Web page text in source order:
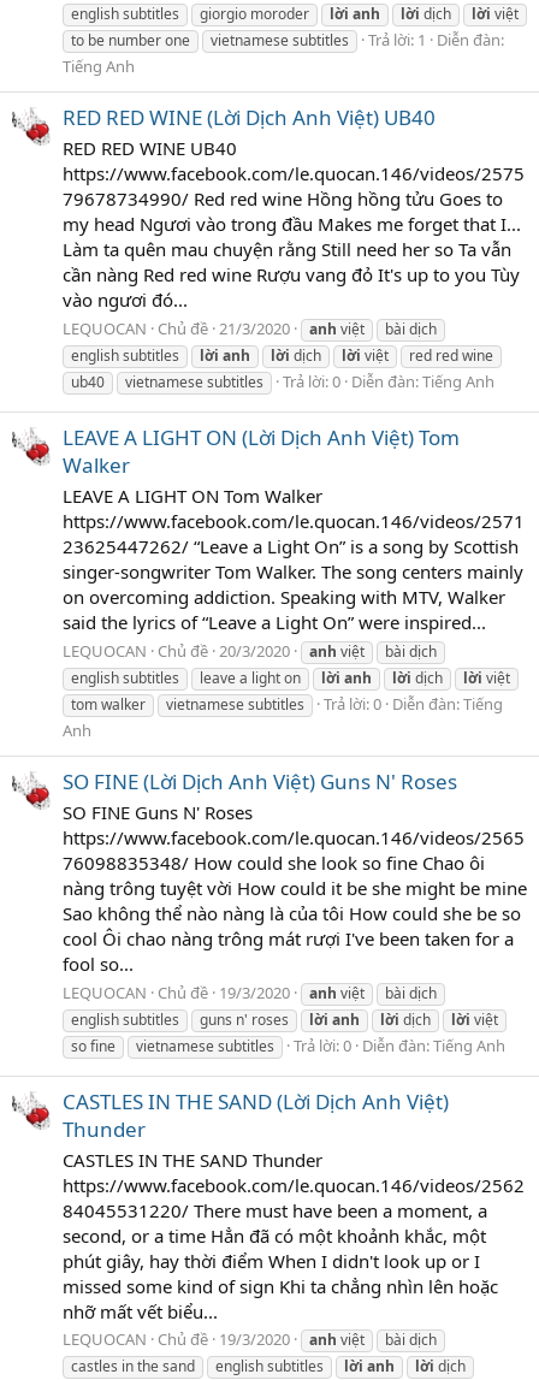
english subtitles
giorgio moroder lời anh lời dịch lời việt
to be number one
vietnamese subtitles Trả lời: 1
Diễn đàn:
Tiếng Anh
RED RED WINE (Lời Dịch Anh Việt) UB40
RED RED WINE UB40
https://www.facebook.com/le.quocan.146/videos/2575
79678734990/ Red red wine Hồng hồng tửu Goes to
my head Ngươi vào trong đầu Makes me forget that I...
Làm ta quên mau chuyện rằng Still need her so Ta vẫn
cần nàng Red red wine Rượu vang đỏ It's up to you Tùy
vào ngươi đó...
LEQUOCAN Chủ đề 21/3/2020 anh việt
bài dịch
english subtitles
lời anh lời dịch lời việt
red red wine
ub40
vietnamese subtitles Trả lời: 0 Diễn đàn:Tiếng Anh
LEAVE A LIGHT ON (Lời Dịch Anh Việt) Tom
Walker
LEAVE A LIGHT ON Tom Walker
https://www.facebook.com/le.quocan.146/videos/2571
23625447262/ “Leave a Light On” is a song by Scottish
singer-songwriter Tom Walker. The song centers mainly
on overcoming addiction. Speaking with MTV, Walker
said the lyrics of “Leave a Light On” were inspired...
LEQUOCAN Chủ đề 20/3/2020 anh việt
bài dịch
english subtitles
leave a light on lời anh lời dịch lời việt
tom walker
vietnamese subtitles Trả lời: 0 Diễn đàn:Tiếng
Anh
SO FINE (Lời Dịch Anh Việt) Guns N' Roses
SO FINE Guns N' Roses
https://www.facebook.com/le.quocan.146/videos/2565
76098835348/ How could she look so fine Chao ôi
nàng trông tuyệt vời How could it be she might be mine
Sao không thể nào nàng là của tôi How could she be so
cool Ôi chao nàng trông mát rượi I've been taken for a
fool so...
LEQUOCAN Chủ đề 19/3/2020 anh việt
bài dịch
english subtitles
guns n' roses lời anh lời dịch lời việt
so fine
vietnamese subtitles Trả lời: 0 Diễn đàn:Tiếng Anh
CASTLES IN THE SAND (Lời Dịch Anh Việt)
Thunder
CASTLES IN THE SAND Thunder
https://www.facebook.com/le.quocan.146/videos/2562
84045531220/ There must have been a moment, a
second, or a time Hẳn đã có một khoảnh khắc, một
phút giây, hay thời điểm When I didn't look up or I
missed some kind of sign Khi ta chẳng nhìn lên hoặc
nhỡ mất vết biểu...
LEQUOCAN Chủ đề 19/3/2020 anh việt
bài dịch
castles in the sand
english subtitles lời anh lời dịch